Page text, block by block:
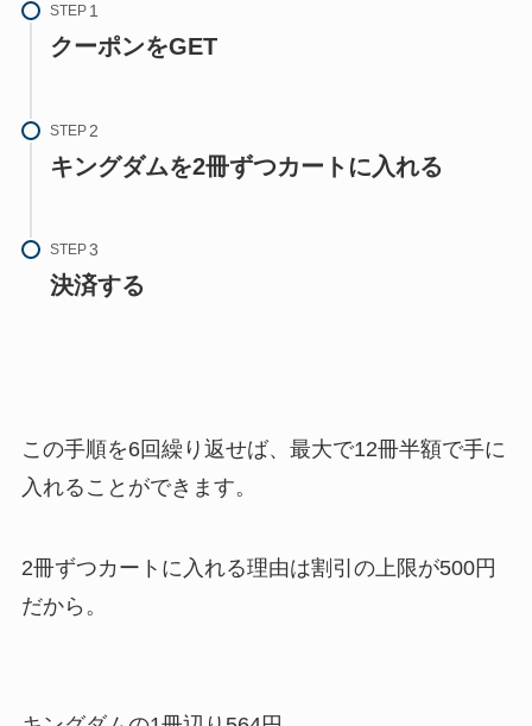
STEP
クーポンをGET
STEP
キングダムを2冊ずつカートに入れる
STEP
決済する
この手順を6回繰り返せば、最大で12冊半額で手に
入れることができます。
2冊ずつカートに入れる理由は割引の上限が500円
だから。